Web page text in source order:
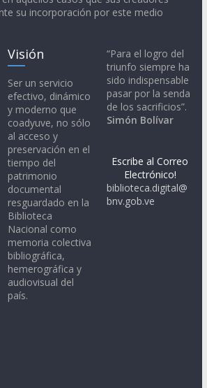
su incorporación por este medio
Visión
Ser un servicio
efectivo, dinámico
y moderno que
coadyuve, no sólo
al acceso y
preservación en el
tiempo del
patrimonio
documental
resguardado en la
Biblioteca
Nacional como
memoria colectiva
bibliográfica,
hemerográfica y
audiovisual del
país.
“Para el logro del
triunfo siempre ha
sido indispensable
pasar por la senda
de los sacrificios”.
Simón Bolívar
Escribe al Correo
Electrónico!
biblioteca.digital@
bnv.gob.ve